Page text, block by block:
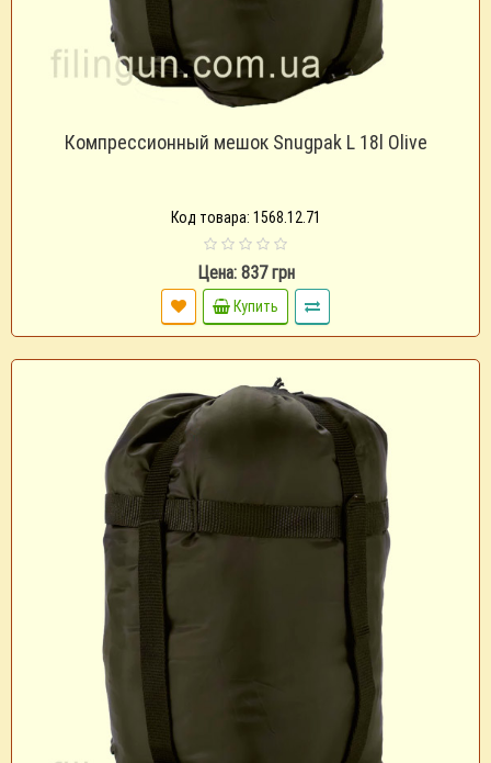
Компрессионный мешок Snugpak L 18l Olive
Код товара: 1568.12.71
Цена: 837 грн
Купить